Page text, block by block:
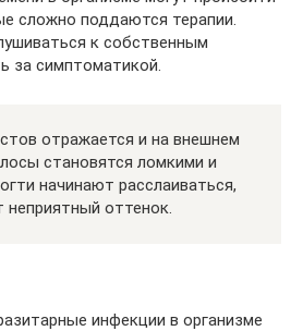
сложно поддаются терапии.
к собственным
за симптоматикой.
отражается и на внешнем
становятся ломкими и
начинают расслаиваться,
неприятный оттенок.
инфекции в организме